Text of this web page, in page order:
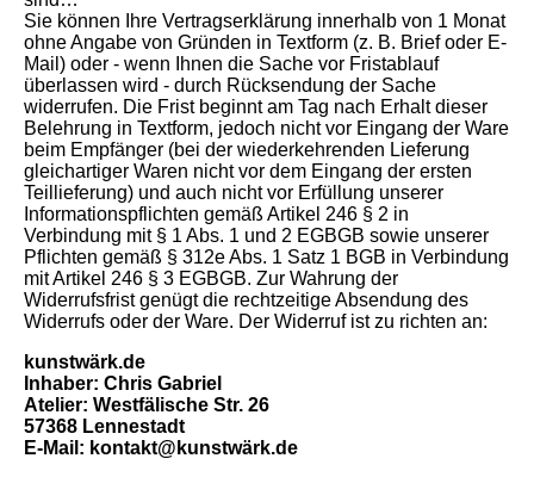
Sie können Ihre Vertragserklärung innerhalb von 1 Monat
ohne Angabe von Gründen in Textform (z. B. Brief oder E-
Mail) oder - wenn Ihnen die Sache vor Fristablauf
überlassen wird - durch Rücksendung der Sache
widerrufen. Die Frist beginnt am Tag nach Erhalt dieser
Belehrung in Textform, jedoch nicht vor Eingang der Ware
beim Empfänger (bei der wiederkehrenden Lieferung
gleichartiger Waren nicht vor dem Eingang der ersten
Teillieferung) und auch nicht vor Erfüllung unserer
Informationspflichten gemäß Artikel 246 § 2 in
Verbindung mit § 1 Abs. 1 und 2 EGBGB sowie unserer
Pflichten gemäß § 312e Abs. 1 Satz 1 BGB in Verbindung
mit Artikel 246 § 3 EGBGB. Zur Wahrung der
Widerrufsfrist genügt die rechtzeitige Absendung des
Widerrufs oder der Ware. Der Widerruf ist zu richten an:
kunstwärk.de
Inhaber: Chris Gabriel
Atelier: Westfälische Str. 26
57368 Lennestadt
E-Mail: kontakt@kunstwärk.de